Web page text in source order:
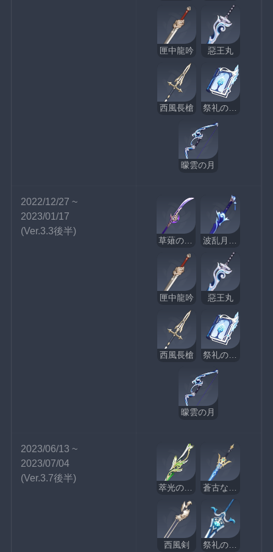
匣中龍吟 惡王丸
西風長槍 祭礼の断片
曚雲の月
2022/12/27 ~
2023/01/17
(Ver.3.3後半)
匣中龍吟 惡王丸
西風長槍 祭礼の断片
曚雲の月
2023/06/13 ~
2023/07/04
(Ver.3.7後半)
西風剣